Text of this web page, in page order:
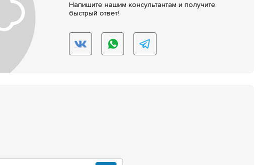
Напишите нашим консультантам и получите
быстрый ответ!